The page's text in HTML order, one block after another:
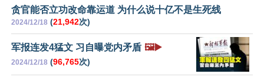
贪官能否立功改命靠运道 为什么说十亿不是生死线
2024/12/18 (21,942次)
军报连发4猛文 习自曝党内矛盾 🖼️▶️
2024/12/18 (96,765次)